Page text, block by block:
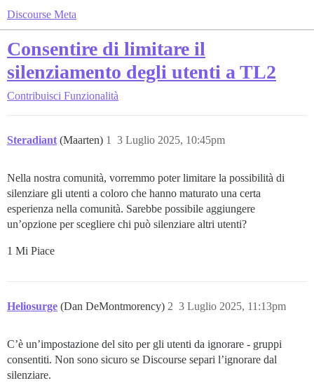
Discourse Meta
Consentire di limitare il
silenziamento degli utenti a TL2
Contribuisci Funzionalità
Steradiant (Maarten) 3 Luglio 2025, 10:45pm
1
Nella nostra comunità, vorremmo poter limitare la possibilità di
silenziare gli utenti a coloro che hanno maturato una certa
esperienza nella comunità. Sarebbe possibile aggiungere
un’opzione per scegliere chi può silenziare altri utenti?
1 Mi Piace
Heliosurge (Dan DeMontmorency) 3 Luglio 2025, 11:13pm
2
C’è un’impostazione del sito per gli utenti da ignorare - gruppi
consentiti. Non sono sicuro se Discourse separi l’ignorare dal
silenziare.